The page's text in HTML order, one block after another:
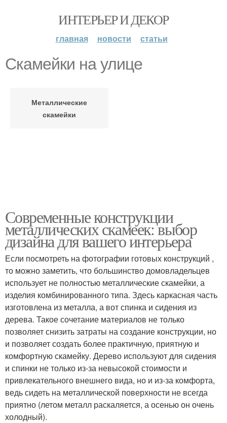
ИНТЕРЬЕР И ДЕКОР
главная новости статьи
Скамейки на улице
Металлические
скамейки
Современные конструкции
металлических скамеек: выбор
дизайна для вашего интерьера
Если посмотреть на фотографии готовых конструкций ,
то можно заметить, что большинство домовладельцев
использует не полностью металлические скамейки, а
изделия комбинированного типа. Здесь каркасная часть
изготовлена из металла, а вот спинка и сидения из
дерева. Такое сочетание материалов не только
позволяет снизить затраты на создание конструкции, но
и позволяет создать более практичную, приятную и
комфортную скамейку. Дерево используют для сидения
и спинки не только из-за невысокой стоимости и
привлекательного внешнего вида, но и из-за комфорта,
ведь сидеть на металлической поверхности не всегда
приятно (летом металл раскаляется, а осенью он очень
холодный).